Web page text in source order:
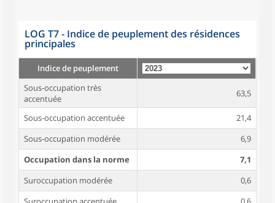
LOG T7 - Indice de peuplement des résidences
principales
Indice de peuplement
Sous-occupation très
accentuée
63,5
Sous-occupation accentuée
21,4
Sous-occupation modérée
6,9
Occupation dans la norme
7,1
Suroccupation modérée
0,6